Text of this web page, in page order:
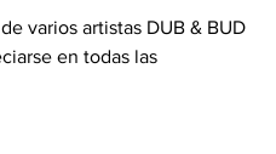
en todas las